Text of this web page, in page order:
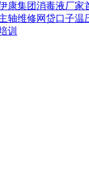
康集团消毒液厂家
轴维修网贷口子温
训